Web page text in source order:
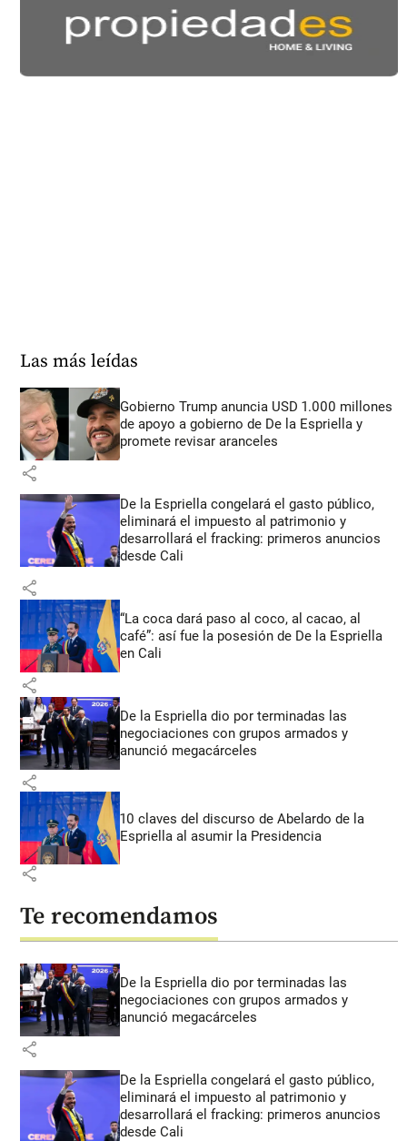
Las más leídas
Gobierno Trump anuncia USD 1.000 millones
de apoyo a gobierno de De la Espriella y
promete revisar aranceles
share
De la Espriella congelará el gasto público,
eliminará el impuesto al patrimonio y
desarrollará el fracking: primeros anuncios
desde Cali
share
“La coca dará paso al coco, al cacao, al
café”: así fue la posesión de De la Espriella
en Cali
share
De la Espriella dio por terminadas las
negociaciones con grupos armados y
anunció megacárceles
share
10 claves del discurso de Abelardo de la
Espriella al asumir la Presidencia
share
Te recomendamos
De la Espriella dio por terminadas las
negociaciones con grupos armados y
anunció megacárceles
share
De la Espriella congelará el gasto público,
eliminará el impuesto al patrimonio y
desarrollará el fracking: primeros anuncios
desde Cali